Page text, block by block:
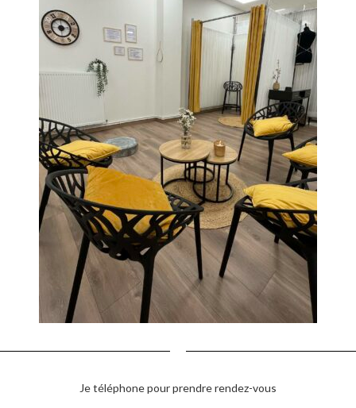
Je téléphone pour prendre rendez-vous